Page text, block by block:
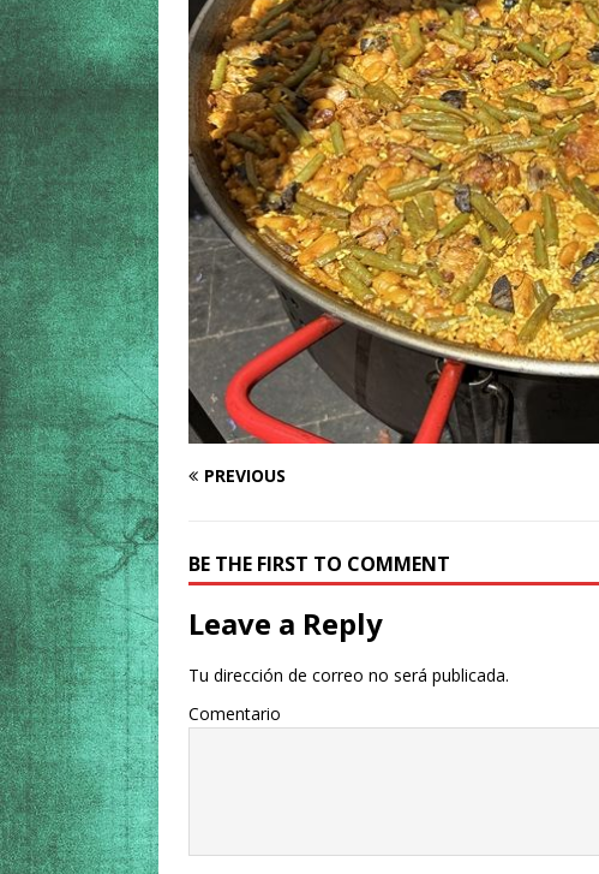
PREVIOUS
BE THE FIRST TO COMMENT
Leave a Reply
Tu dirección de correo no será publicada.
Comentario